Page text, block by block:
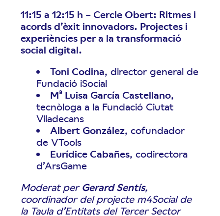
11:15 a 12:15 h – Cercle Obert: Ritmes i
acords d’èxit innovadors. Projectes i
experiències per a la transformació
social digital.
Toni Codina, director general de
Fundació iSocial
Mª Luisa García Castellano,
tecnòloga a la Fundació Ciutat
Viladecans
Albert González, cofundador
de VTools
Eurídice Cabañes, codirectora
d’ArsGame
Moderat perGerard Sentís,
coordinador del projecte m4Social de
la Taula d’Entitats del Tercer Sector